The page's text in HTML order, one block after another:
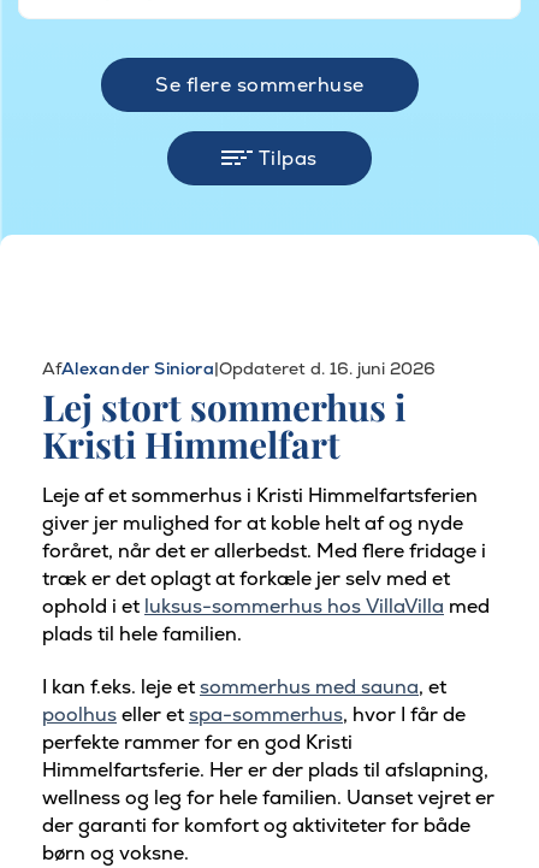
Se flere sommerhuse
Tilpas
AfAlexander Siniora|Opdateret d. 16. juni 2026
Lej stort sommerhus i
Kristi Himmelfart
Leje af et sommerhus i Kristi Himmelfartsferien
giver jer mulighed for at koble helt af og nyde
foråret, når det er allerbedst. Med flere fridage i
træk er det oplagt at forkæle jer selv med et
ophold i et luksus-sommerhus hos VillaVilla med
plads til hele familien.
I kan f.eks. leje etsommerhus med sauna, et
poolhuseller etspa-sommerhus, hvor I får de
perfekte rammer for en god Kristi
Himmelfartsferie. Her er der plads til afslapning,
wellness og leg for hele familien. Uanset vejret er
der garanti for komfort og aktiviteter for både
børn og voksne.